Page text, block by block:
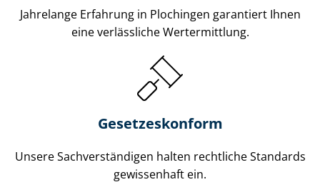
Jahrelange Erfahrung in Plochingen garantiert Ihnen
eine verlässliche Wertermittlung.
Gesetzes­konform
Unsere Sach­ver­stän­di­gen halten rechtliche Standards
gewissenhaft ein.